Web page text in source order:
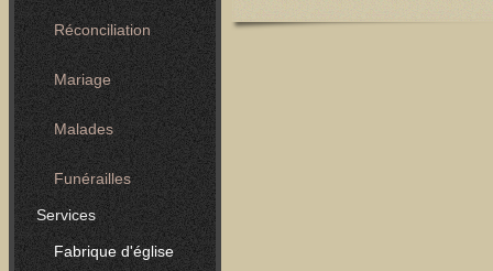
Réconciliation
Mariage
Malades
Funérailles
Services
Fabrique d'église